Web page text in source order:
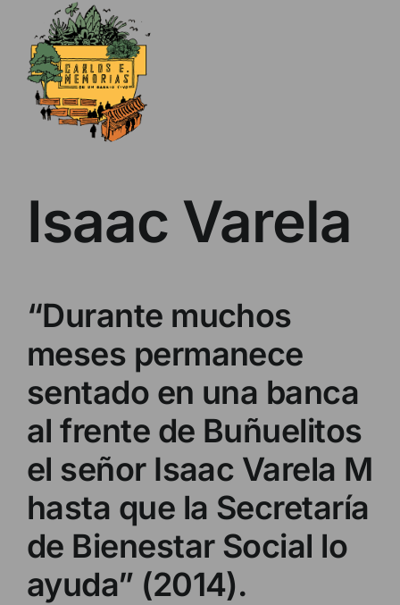
content
Isaac Varela
“Durante muchos
meses permanece
sentado en una banca
al frente de Buñuelitos
el señor Isaac Varela M
hasta que la Secretaría
de Bienestar Social lo
ayuda” (2014).